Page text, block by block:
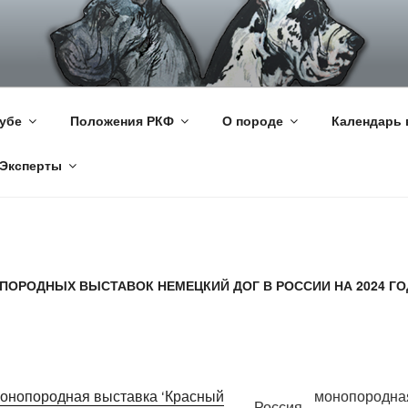
ДОГ
Дог
Положения РКФ О породе Календарь
Эксперты
ВЫСТАВОК НЕМЕЦКИЙ ДОГ В РОССИИ НА 2024
выставка ‘Красный